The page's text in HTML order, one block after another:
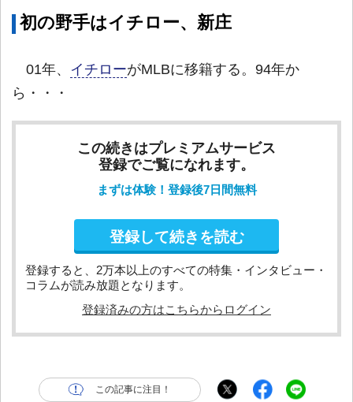
初の野手はイチロー、新庄
01年、 イチローがMLBに移籍する。94年か
ら・・・
この続きはプレミアムサービス
登録でご覧になれます。
まずは体験！登録後7日間無料
登録して続きを読む
登録すると、2万本以上のすべての特集・インタビュー・
コラムが読み放題となります。
登録済みの方はこちらからログイン
この記事に注目！